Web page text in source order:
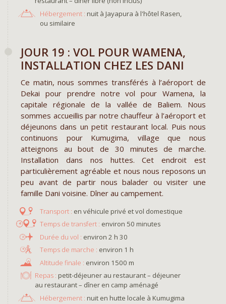
Hébergement : nuit à Jayapura à l'hôtel Rasen,
ou similaire
JOUR 19 : VOL POUR WAMENA,
INSTALLATION CHEZ LES DANI
Ce matin, nous sommes transférés à l’aéroport de
Dekai pour prendre notre vol pour Wamena, la
capitale régionale de la vallée de Baliem. Nous
sommes accueillis par notre chauffeur à l’aéroport et
déjeunons dans un petit restaurant local. Puis nous
continuons pour Kumugima, village que nous
atteignons au bout de 30 minutes de marche.
Installation dans nos huttes. Cet endroit est
particulièrement agréable et nous nous reposons un
peu avant de partir nous balader ou visiter une
famille Dani voisine. Dîner au campement.
en véhicule privé et vol domestique
environ 50 minutes
environ 2 h 30
environ 1 h
environ 1500 m
Repas : petit-déjeuner au restaurant – déjeuner
au restaurant – dîner en camp aménagé
Hébergement : nuit en hutte locale à Kumugima